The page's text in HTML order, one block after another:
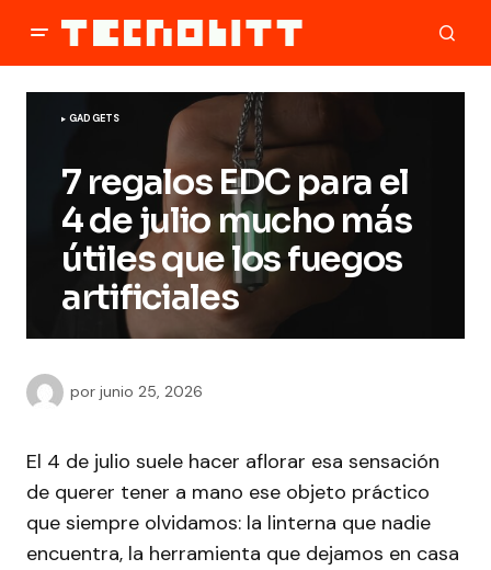
GADGETS
7 regalos EDC para el
4 de julio mucho más
útiles que los fuegos
artificiales
por junio 25, 2026
El 4 de julio suele hacer aflorar esa sensación
de querer tener a mano ese objeto práctico
que siempre olvidamos: la linterna que nadie
encuentra, la herramienta que dejamos en casa